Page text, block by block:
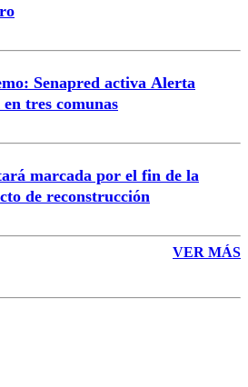
Senapred activa Alerta
tres comunas
marcada por el fin de la
de reconstrucción
VER MÁS